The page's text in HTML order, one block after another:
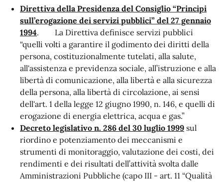
Direttiva della Presidenza del Consiglio “Principi
sull’erogazione dei servizi pubblici” del 27 gennaio
1994. La Direttiva definisce servizi pubblici
“quelli volti a garantire il godimento dei diritti della
persona, costituzionalmente tutelati, alla salute,
all'assistenza e previdenza sociale, all’istruzione e alla
libertà di comunicazione, alla libertà e alla sicurezza
della persona, alla libertà di circolazione, ai sensi
dell'art. 1 della legge 12 giugno 1990, n. 146, e quelli di
erogazione di energia elettrica, acqua e gas.”
Decreto legislativo n. 286 del 30 luglio 1999 sul
riordino e potenziamento dei meccanismi e
strumenti di monitoraggio, valutazione dei costi, dei
rendimenti e dei risultati dell’attività svolta dalle
Amministrazioni Pubbliche (capo III - art. 11 “Qualità